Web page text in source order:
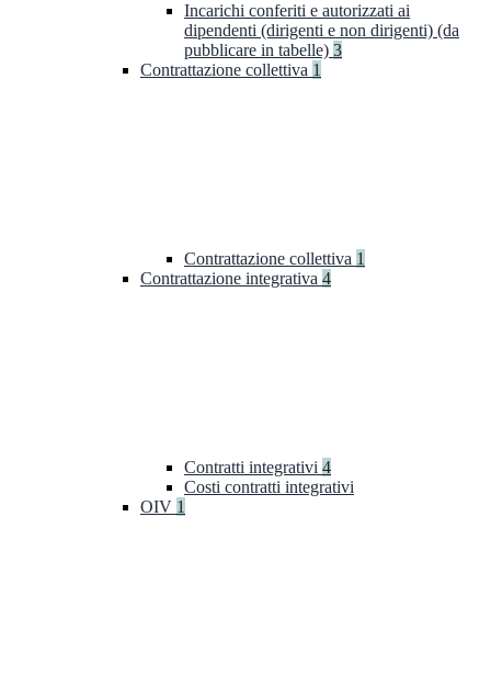
Incarichi conferiti e autorizzati ai
dipendenti (dirigenti e non dirigenti) (da
pubblicare in tabelle) 3
Contrattazione collettiva 1
Contrattazione collettiva 1
Contrattazione integrativa 4
Contratti integrativi 4
Costi contratti integrativi
OIV 1